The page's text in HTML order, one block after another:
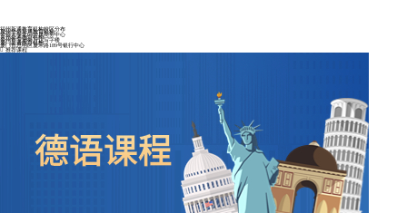
福州新通教育机构校区分布
泉州华侨新通教育机构
华侨大学北门华晟商务中心
泉州新通教育机构
泉州市宝洲街万达写字楼
厦门新通教育机构
厦门市思明区厦禾路189号银行中心
推荐课程